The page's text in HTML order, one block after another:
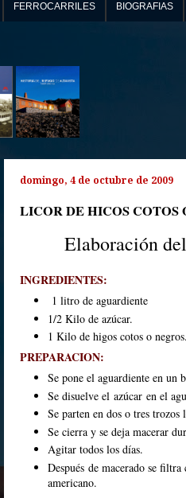
FERROCARRILES BIOGRAFIAS
domingo, 4 de octubre de 2009
LICOR DE HICOS COTOS
Elaboración
INGREDIENTES:
1 litro de aguardiente
1/2 Kilo de azúcar.
1 Kilo de higos cotos o negros.
PREPARACION:
Se pone el aguardiente en un
Se disuelve el azúcar en el
Se parten en dos o tres trozos
Se cierra y se deja macerar
Agitar todos los días.
Después de macerado se
americano.